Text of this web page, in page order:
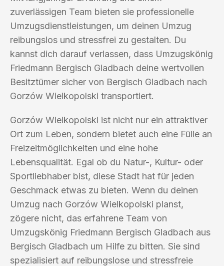
zuverlässigen Team bieten sie professionelle
Umzugsdienstleistungen, um deinen Umzug
reibungslos und stressfrei zu gestalten. Du
kannst dich darauf verlassen, dass Umzugskönig
Friedmann Bergisch Gladbach deine wertvollen
Besitztümer sicher von Bergisch Gladbach nach
Gorzów Wielkopolski transportiert.
Gorzów Wielkopolski ist nicht nur ein attraktiver
Ort zum Leben, sondern bietet auch eine Fülle an
Freizeitmöglichkeiten und eine hohe
Lebensqualität. Egal ob du Natur-, Kultur- oder
Sportliebhaber bist, diese Stadt hat für jeden
Geschmack etwas zu bieten. Wenn du deinen
Umzug nach Gorzów Wielkopolski planst,
zögere nicht, das erfahrene Team von
Umzugskönig Friedmann Bergisch Gladbach aus
Bergisch Gladbach um Hilfe zu bitten. Sie sind
spezialisiert auf reibungslose und stressfreie